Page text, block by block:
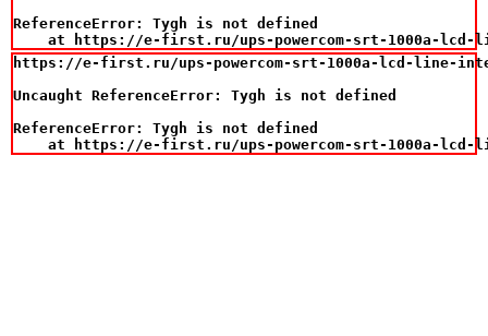
ReferenceError: Tygh is not defined
at https://e-first.ru/ups-powercom-srt-1000a-
https://e-first.ru/ups-powercom-srt-1000a-lcd-line-
Uncaught ReferenceError: Tygh is not defined
ReferenceError: Tygh is not defined
at https://e-first.ru/ups-powercom-srt-1000a-